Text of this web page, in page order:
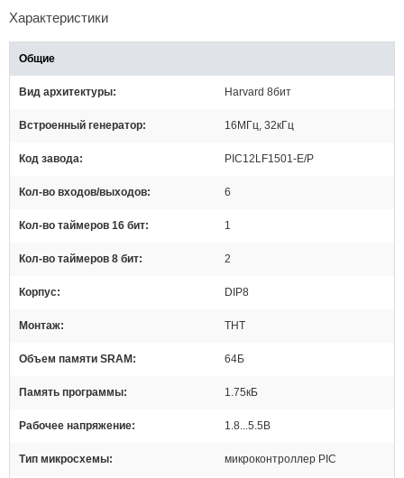
Характеристики
Общие
Вид архитектуры Harvard 8бит
Встроенный генератор 16МГц, 32кГц
Код завода PIC12LF1501-E/P
Кол-во входов/выходов 6
Кол-во таймеров 16 бит 1
Кол-во таймеров 8 бит 2
Корпус DIP8
Монтаж THT
Объем памяти SRAM 64Б
Память программы 1.75кБ
Рабочее напряжение 1.8...5.5В
Тип микросхемы микроконтроллер PIC